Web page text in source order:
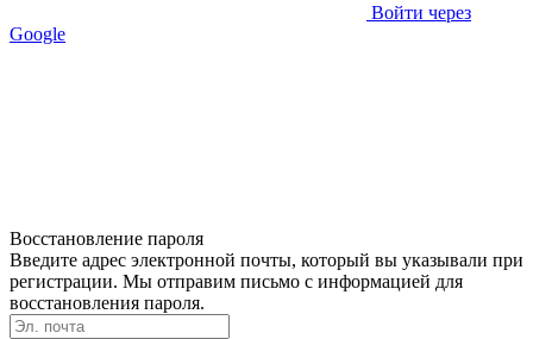
Войти через
Google
Восстановление пароля
Введите адрес электронной почты, который вы указывали при
регистрации. Мы отправим письмо с информацией для
восстановления пароля.